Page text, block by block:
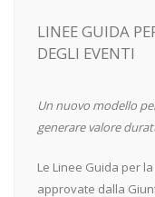
LINEE GUIDA
DEGLI EVENTI
Un nuovo modello
generare valore
Le Linee Guida per
approvate dalla